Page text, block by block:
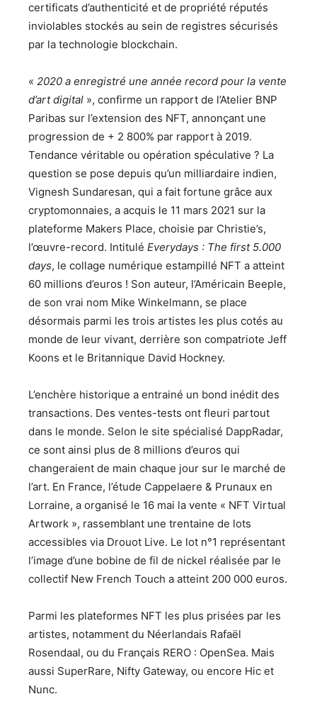
certificats d’authenticité et de propriété réputés
inviolables stockés au sein de registres sécurisés
par la technologie blockchain.
« 2020 a enregistré une année record pour la vente
d’art digital », confirme un rapport de l’Atelier BNP
Paribas sur l’extension des NFT, annonçant une
progression de + 2 800% par rapport à 2019.
Tendance véritable ou opération spéculative ? La
question se pose depuis qu’un milliardaire indien,
Vignesh Sundaresan, qui a fait fortune grâce aux
cryptomonnaies, a acquis le 11 mars 2021 sur la
plateforme Makers Place, choisie par Christie’s,
l’œuvre-record. Intitulé Everydays : The first 5.000
days, le collage numérique estampillé NFT a atteint
60 millions d’euros ! Son auteur, l’Américain Beeple,
de son vrai nom Mike Winkelmann, se place
désormais parmi les trois artistes les plus cotés au
monde de leur vivant, derrière son compatriote Jeff
Koons et le Britannique David Hockney.
L’enchère historique a entrainé un bond inédit des
transactions. Des ventes-tests ont fleuri partout
dans le monde. Selon le site spécialisé DappRadar,
ce sont ainsi plus de 8 millions d’euros qui
changeraient de main chaque jour sur le marché de
l’art. En France, l’étude Cappelaere & Prunaux en
Lorraine, a organisé le 16 mai la vente « NFT Virtual
Artwork », rassemblant une trentaine de lots
accessibles via Drouot Live. Le lot n°1 représentant
l’image d’une bobine de fil de nickel réalisée par le
collectif New French Touch a atteint 200 000 euros.
Parmi les plateformes NFT les plus prisées par les
artistes, notamment du Néerlandais Rafaël
Rosendaal, ou du Français RERO : OpenSea. Mais
aussi SuperRare, Nifty Gateway, ou encore Hic et
Nunc.